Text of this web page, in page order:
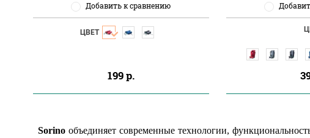
Добавить к сравнению
ЦВЕТ
199р.
Sorino объединяет современные технологии,